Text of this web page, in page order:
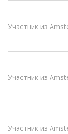
Участник из
Участник из
Участник из